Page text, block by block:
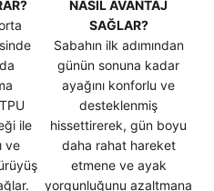
Kapat
ile
ve
NASIL AVANTAJ
SAĞLAR?
Sabahın ilk adımından
günün sonuna kadar
ayağını konforlu ve
desteklenmiş
hissettirerek, gün boyu
daha rahat hareket
etmene ve ayak
yorgunluğunu azaltmana
reklamcılık faaliyeti
ediyorum.
işlem verilerimin alınan
sunucularının yurt
yurt dışında mukim
ile paylaşılmasını kabul
Ol